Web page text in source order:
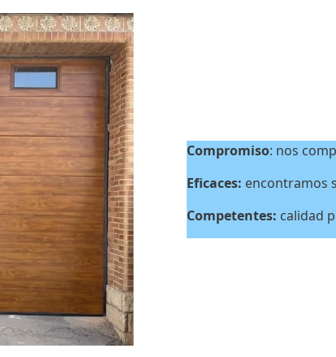
Compromiso: nos
Eficaces: encontramos
Competentes: calidad